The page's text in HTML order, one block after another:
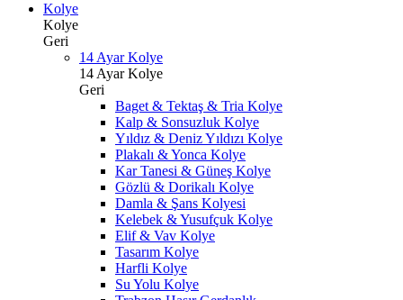
Kolye
Kolye
Geri
14 Ayar Kolye
14 Ayar Kolye
Geri
Baget & Tektaş & Tria Kolye
Kalp & Sonsuzluk Kolye
Yıldız & Deniz Yıldızı Kolye
Plakalı & Yonca Kolye
Kar Tanesi & Güneş Kolye
Gözlü & Dorikalı Kolye
Damla & Şans Kolyesi
Kelebek & Yusufçuk Kolye
Elif & Vav Kolye
Tasarım Kolye
Harfli Kolye
Su Yolu Kolye